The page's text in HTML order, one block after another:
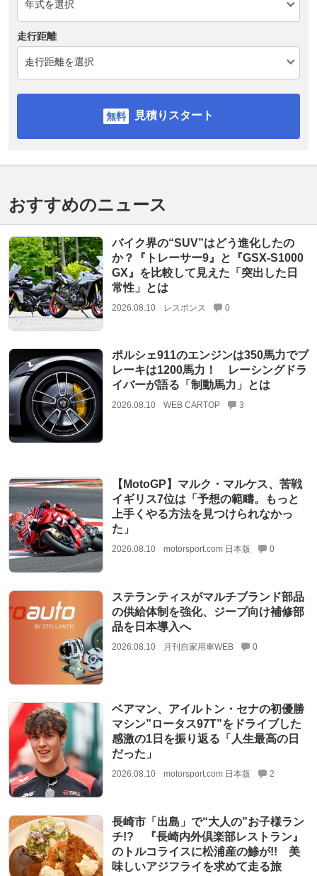
走行距離
見積りスタート
おすすめのニュース
バイク界の“SUV”はどう進化したの
か？『トレーサー9』と『GSX-S1000
GX』を比較して見えた「突出した日
常性」とは
2026.08.10 レスポンス 0
ポルシェ911のエンジンは350馬力でブ
レーキは1200馬力！ レーシングドラ
イバーが語る「制動馬力」とは
2026.08.10 WEB CARTOP 3
【MotoGP】マルク・マルケス、苦戦
イギリス7位は「予想の範疇。もっと
上手くやる方法を見つけられなかっ
た」
2026.08.10 motorsport.com 日本版 0
ステランティスがマルチブランド部品
の供給体制を強化、ジープ向け補修部
品を日本導入へ
2026.08.10 月刊自家用車WEB 0
ベアマン、アイルトン・セナの初優勝
マシン”ロータス97T”をドライブした
感激の1日を振り返る「人生最高の日
だった」
2026.08.10 motorsport.com 日本版 2
長崎市「出島」で“大人の”お子様ラン
チ!? 『長崎内外倶楽部レストラン』
のトルコライスに松浦産の鯵が!! 美
味しいアジフライを求めて走る旅